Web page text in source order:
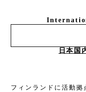
日本国
フィンランドに活動拠